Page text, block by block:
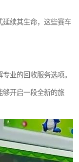
延续其生命，这些赛车
业的回收服务选项。
够开启一段全新的旅